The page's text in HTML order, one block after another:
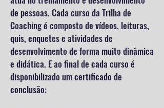
de pessoas. Cada curso da Trilha de
Coaching é composto de vídeos, leituras,
quis, enquetes e atividades de
desenvolvimento de forma muito dinâmica
e didática. E ao final de cada curso é
disponibilizado um certificado de
conclusão: